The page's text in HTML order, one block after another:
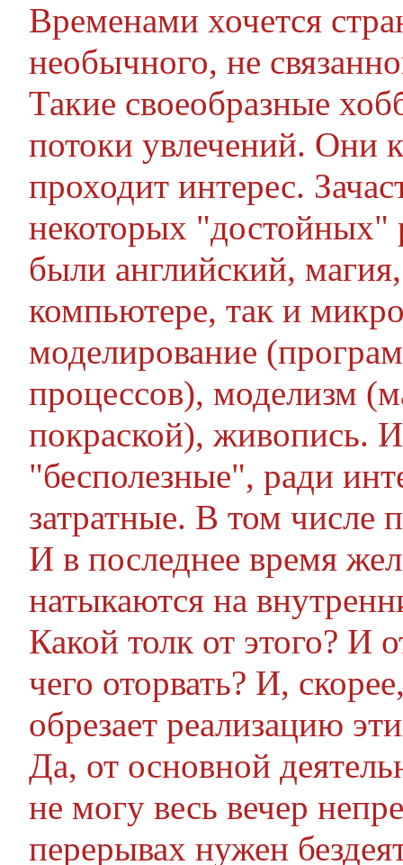
Временами хочется
необычного, не
Такие своеобразные
потоки увлечений. Они
проходит интерес.
некоторых "достойных"
были английский,
компьютере, так и
моделирование
процессов), моделизм
покраской), живопись.
"бесполезные", ради
затратные. В том числе
И в последнее время
натыкаются на
Какой толк от этого? И
чего оторвать? И,
обрезает реализацию
Да, от основной
не могу весь вечер
перерывах нужен